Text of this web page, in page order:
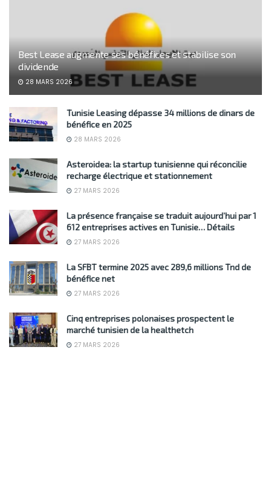
Best Lease augmente ses bénéfices et stabilise son
dividende
28 MARS 2026
Tunisie Leasing dépasse 34 millions de dinars de
bénéfice en 2025
28 MARS 2026
Asteroidea: la startup tunisienne qui réconcilie
recharge électrique et stationnement
27 MARS 2026
La présence française se traduit aujourd’hui par 1
612 entreprises actives en Tunisie… Détails
27 MARS 2026
La SFBT termine 2025 avec 289,6 millions Tnd de
bénéfice net
27 MARS 2026
Cinq entreprises polonaises prospectent le
marché tunisien de la healthetch
27 MARS 2026